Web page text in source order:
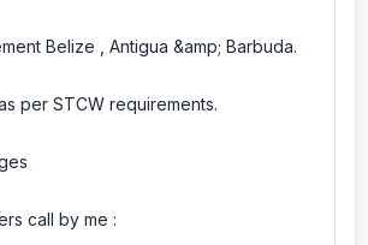
Belize , Antigua &amp; Barbuda.
per STCW requirements.
call by me :